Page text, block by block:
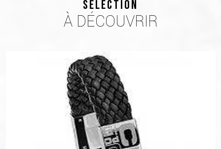
SÉLECTION
À DÉCOUVRIR